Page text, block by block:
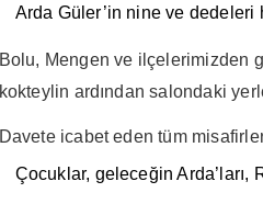
Arda Güler’in nine ve
Bolu, Mengen ve ilçelerimizden
kokteylin ardından salondaki
Davete icabet eden tüm
Çocuklar, geleceğin Arda’ları,